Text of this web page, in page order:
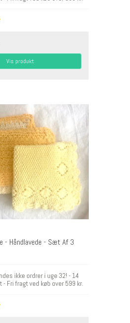
Vis produkt
- Håndlavede - Sæt Af 3
ikke ordrer i uge 32! - 14
Fri fragt ved køb over 599 kr.